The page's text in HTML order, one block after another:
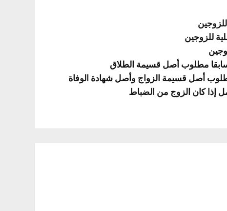
للزوجين
مطلوب أصل قسيمة الطلاق
أصل قسيمة الزواج وأصل شهادة الوفاة
إذا كان الزوج من الضباط